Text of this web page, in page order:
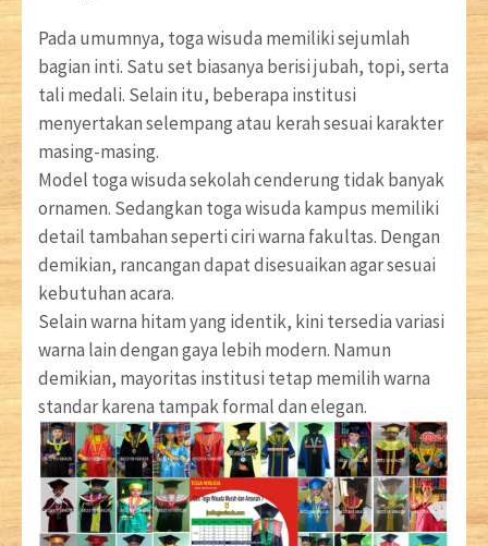
Pada umumnya, toga wisuda memiliki sejumlah
bagian inti. Satu set biasanya berisi jubah, topi, serta
tali medali. Selain itu, beberapa institusi
menyertakan selempang atau kerah sesuai karakter
masing-masing.
Model toga wisuda sekolah cenderung tidak banyak
ornamen. Sedangkan toga wisuda kampus memiliki
detail tambahan seperti ciri warna fakultas. Dengan
demikian, rancangan dapat disesuaikan agar sesuai
kebutuhan acara.
Selain warna hitam yang identik, kini tersedia variasi
warna lain dengan gaya lebih modern. Namun
demikian, mayoritas institusi tetap memilih warna
standar karena tampak formal dan elegan.